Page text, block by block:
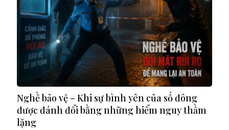
Nghề bảo vệ – Khi sự bình yên của số đông
được đánh đổi bằng những hiểm nguy thầm
lặng